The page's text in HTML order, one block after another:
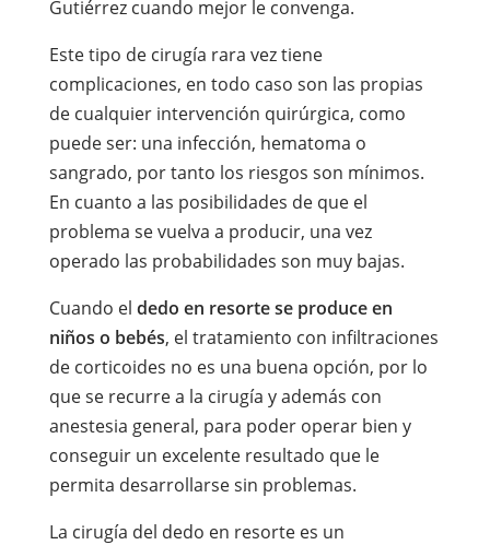
Gutiérrez cuando mejor le convenga.
Este tipo de cirugía rara vez tiene
complicaciones, en todo caso son las propias
de cualquier intervención quirúrgica, como
puede ser: una infección, hematoma o
sangrado, por tanto los riesgos son mínimos.
En cuanto a las posibilidades de que el
problema se vuelva a producir, una vez
operado las probabilidades son muy bajas.
Cuando el dedo en resorte se produce en
niños o bebés, el tratamiento con infiltraciones
de corticoides no es una buena opción, por lo
que se recurre a la cirugía y además con
anestesia general, para poder operar bien y
conseguir un excelente resultado que le
permita desarrollarse sin problemas.
La cirugía del dedo en resorte es un